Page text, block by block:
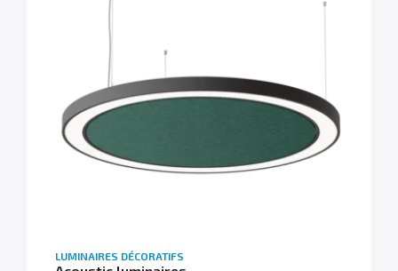
LUMINAIRES DÉCORATIFS